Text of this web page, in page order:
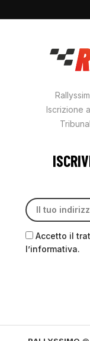
Iscrizione
Accetto il
l’informativa.